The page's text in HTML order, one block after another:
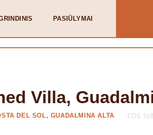
PASIŪLYMAI
Villa,
DEL SOL, GUADALMINA ALTA CDS